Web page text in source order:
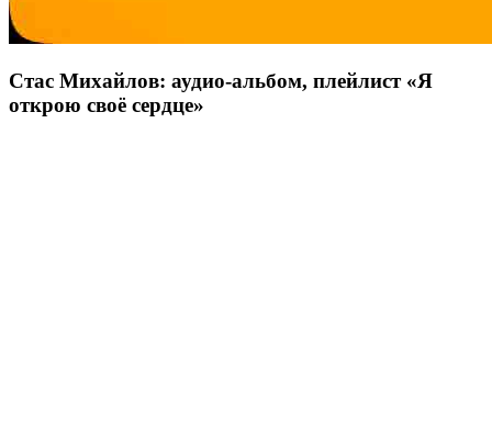
Стас Михайлов: аудио-альбом, плейлист «Я
открою своё сердце»